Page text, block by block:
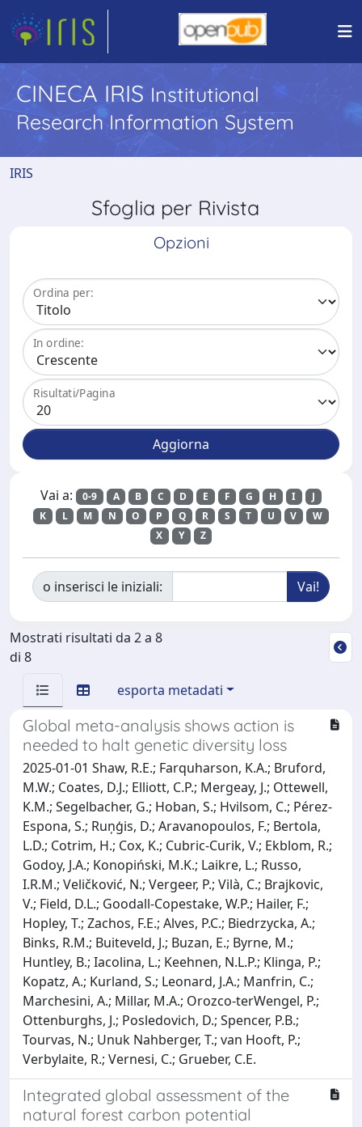
CINECA IRIS Institutional
Research Information System
IRIS
Sfoglia per Rivista
Opzioni
Ordina per:
In ordine:
Risultati/Pagina
Vai a: 0-9 A B C D E F G H I
J
K
L M N O P Q R S T U V
W
X
Y Z
o inserisci le iniziali:
Mostrati risultati da 2 a 8
di 8
esporta metadati
Global meta-analysis shows action is
needed to halt genetic diversity loss
2025-01-01 Shaw, R.E.; Farquharson, K.A.; Bruford,
M.W.; Coates, D.J.; Elliott, C.P.; Mergeay, J.; Ottewell,
K.M.; Segelbacher, G.; Hoban, S.; Hvilsom, C.; Pérez-
Espona, S.; Ruņģis, D.; Aravanopoulos, F.; Bertola,
L.D.; Cotrim, H.; Cox, K.; Cubric-Curik, V.; Ekblom, R.;
Godoy, J.A.; Konopiński, M.K.; Laikre, L.; Russo,
I.R.M.; Veličković, N.; Vergeer, P.; Vilà, C.; Brajkovic,
V.; Field, D.L.; Goodall-Copestake, W.P.; Hailer, F.;
Hopley, T.; Zachos, F.E.; Alves, P.C.; Biedrzycka, A.;
Binks, R.M.; Buiteveld, J.; Buzan, E.; Byrne, M.;
Huntley, B.; Iacolina, L.; Keehnen, N.L.P.; Klinga, P.;
Kopatz, A.; Kurland, S.; Leonard, J.A.; Manfrin, C.;
Marchesini, A.; Millar, M.A.; Orozco-terWengel, P.;
Ottenburghs, J.; Posledovich, D.; Spencer, P.B.;
Tourvas, N.; Unuk Nahberger, T.; van Hooft, P.;
Verbylaite, R.; Vernesi, C.; Grueber, C.E.
Integrated global assessment of the
natural forest carbon potential